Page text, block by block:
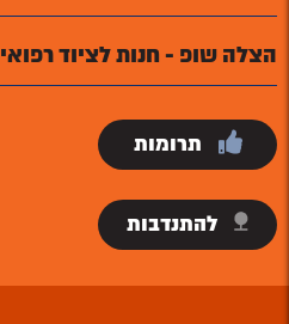
הצלה שופ - חנות לציוד רפואי
תרומות
להתנדבות